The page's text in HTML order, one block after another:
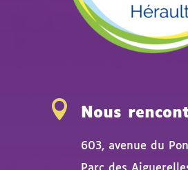
 Nous
603, avenue du